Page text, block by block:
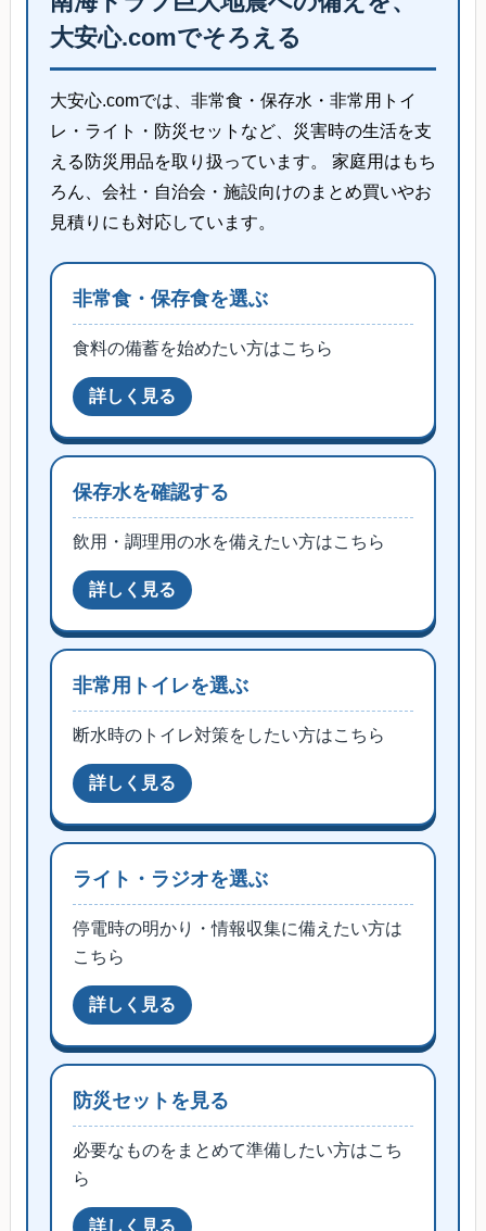
大安心.comでそろえる
大安心.comでは、非常食・保存水・非常用トイ
レ・ライト・防災セットなど、災害時の生活を支
える防災用品を取り扱っています。 家庭用はもち
ろん、会社・自治会・施設向けのまとめ買いやお
見積りにも対応しています。
非常食・保存食を選ぶ
食料の備蓄を始めたい方はこちら
保存水を確認する
飲用・調理用の水を備えたい方はこちら
非常用トイレを選ぶ
断水時のトイレ対策をしたい方はこちら
ライト・ラジオを選ぶ
停電時の明かり・情報収集に備えたい方は
こちら
防災セットを見る
必要なものをまとめて準備したい方はこち
ら